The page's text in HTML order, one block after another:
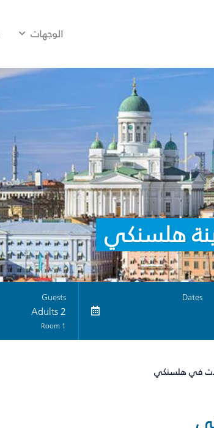
الوجهات
هلسنكي
Dates
Guests
2 Adults
1 Room
في هلسنكي